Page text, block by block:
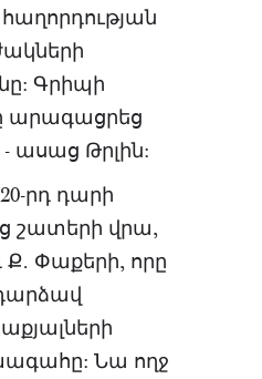
Գրիպի
արագացրեց
- ասաց Թրլին:
րդ դարի
շատերի վրա,
Ք. Փաքերի, որը
Նա ողջ